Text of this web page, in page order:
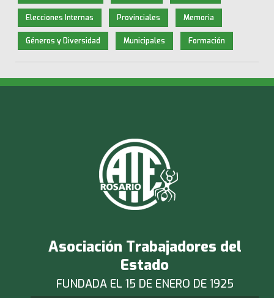
Elecciones Internas Provinciales Memoria
Géneros y Diversidad Municipales Formación
Asociación Trabajadores del
Estado
FUNDADA EL 15 DE ENERO DE 1925